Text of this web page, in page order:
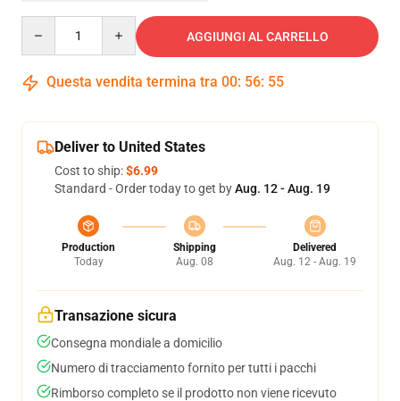
AGGIUNGI AL CARRELLO
Questa vendita termina tra 00: 56: 54
Deliver to United States
Cost to ship:$6.99
Standard - Order today to get byAug. 12 - Aug. 19
Production
Today
Shipping
Aug. 08
Delivered
Aug. 12 - Aug. 19
Transazione sicura
Consegna mondiale a domicilio
Numero di tracciamento fornito per tutti i pacchi
Rimborso completo se il prodotto non viene ricevuto